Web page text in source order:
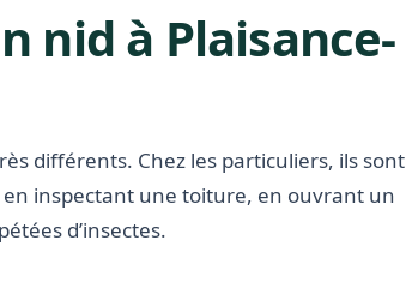
nid à Plaisance-
différents. Chez les particuliers, ils sont
inspectant une toiture, en ouvrant un
d’insectes.